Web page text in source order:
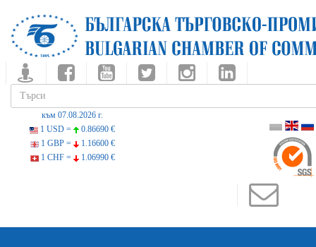
към 07.08.2026 г.
1 USD =
0.86690 €
1 GBP =
1.16600 €
1 CHF =
1.06990 €